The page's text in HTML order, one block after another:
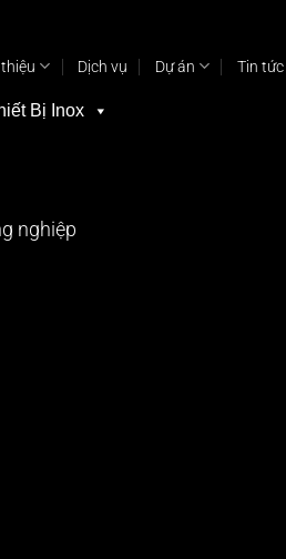
Dịch vụ Dự án Tin tức
Bị Inox
nghiệp